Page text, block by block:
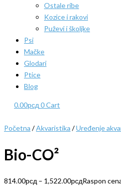
Ostale ribe
Kozice i rakovi
Puževi i školjke
Psi
Mačke
Glodari
Ptice
Blog
0.00рсд 0Cart
Početna /Akvaristika /Uređenje
Bio-CO²
814.00рсд – 1,522.00рсдRaspon